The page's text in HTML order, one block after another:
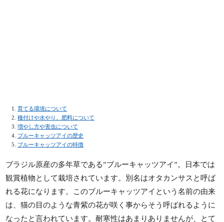
育てる環境について
種付けや水やり、肥料について
増やし方や害虫について
ブルーキャッツアイの歴史
ブルーキャッツアイの特徴
ブラジル原産の多年草である”ブルーキャッツアイ”。日本では
観賞植物として栽培されています。別名はオタカンサスと呼ば
れる花になります。このブルーキャッツアイという名前の由来
は、猫の目のような青紫の花が咲く事からそう呼ばれるように
なったと言われています。耐寒性はあまりありませんが、とて